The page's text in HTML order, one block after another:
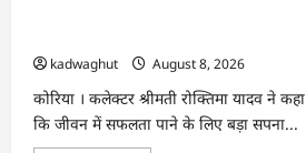
kadwaghut
August 8, 2026
कोरिया । कलेक्टर श्रीमती रोक्तिमा यादव ने कहा
कि जीवन में सफलता पाने के लिए बड़ा सपना...